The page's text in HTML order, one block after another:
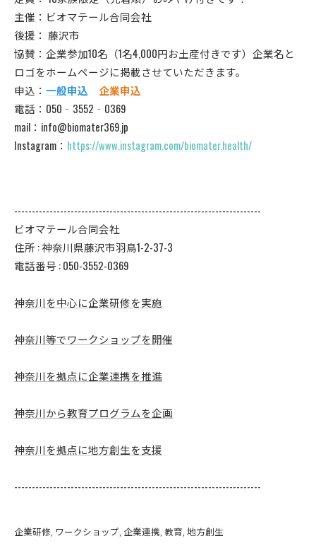
主催：ビオマテール合同会社
後援： 藤沢市
協賛：企業参加10名（1名4,000円お土産付きです）企業名と
ロゴをホームページに掲載させていただきます。
申込： 一般申込
企業申込
電話：050‐3552‐0369
mail：info@biomater369.jp
Instagram： https://www.instagram.com/biomater.health/
----------------------------------------------------------------------
ビオマテール合同会社
住所 : 神奈川県藤沢市羽鳥1-2-37-3
電話番号 : 050-3552-0369
神奈川を中心に企業研修を実施
神奈川等でワークショップを開催
神奈川を拠点に企業連携を推進
神奈川から教育プログラムを企画
神奈川を拠点に地方創生を支援
----------------------------------------------------------------------
企業研修 ワークショップ 企業連携 教育 地方創生